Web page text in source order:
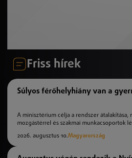
Friss hírek
Súlyos férőhelyhiány van a
A minisztérium célja a rendszer
mozgástérrel és szakmai munkacsoportok
2026. augusztus 10.Magyarország